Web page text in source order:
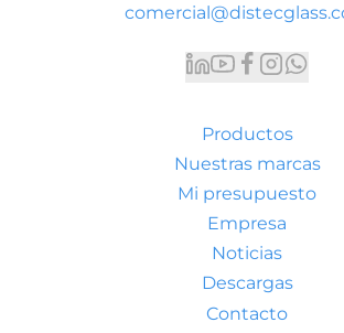
Productos
Nuestras marcas
Mi presupuesto
Empresa
Noticias
Descargas
Contacto